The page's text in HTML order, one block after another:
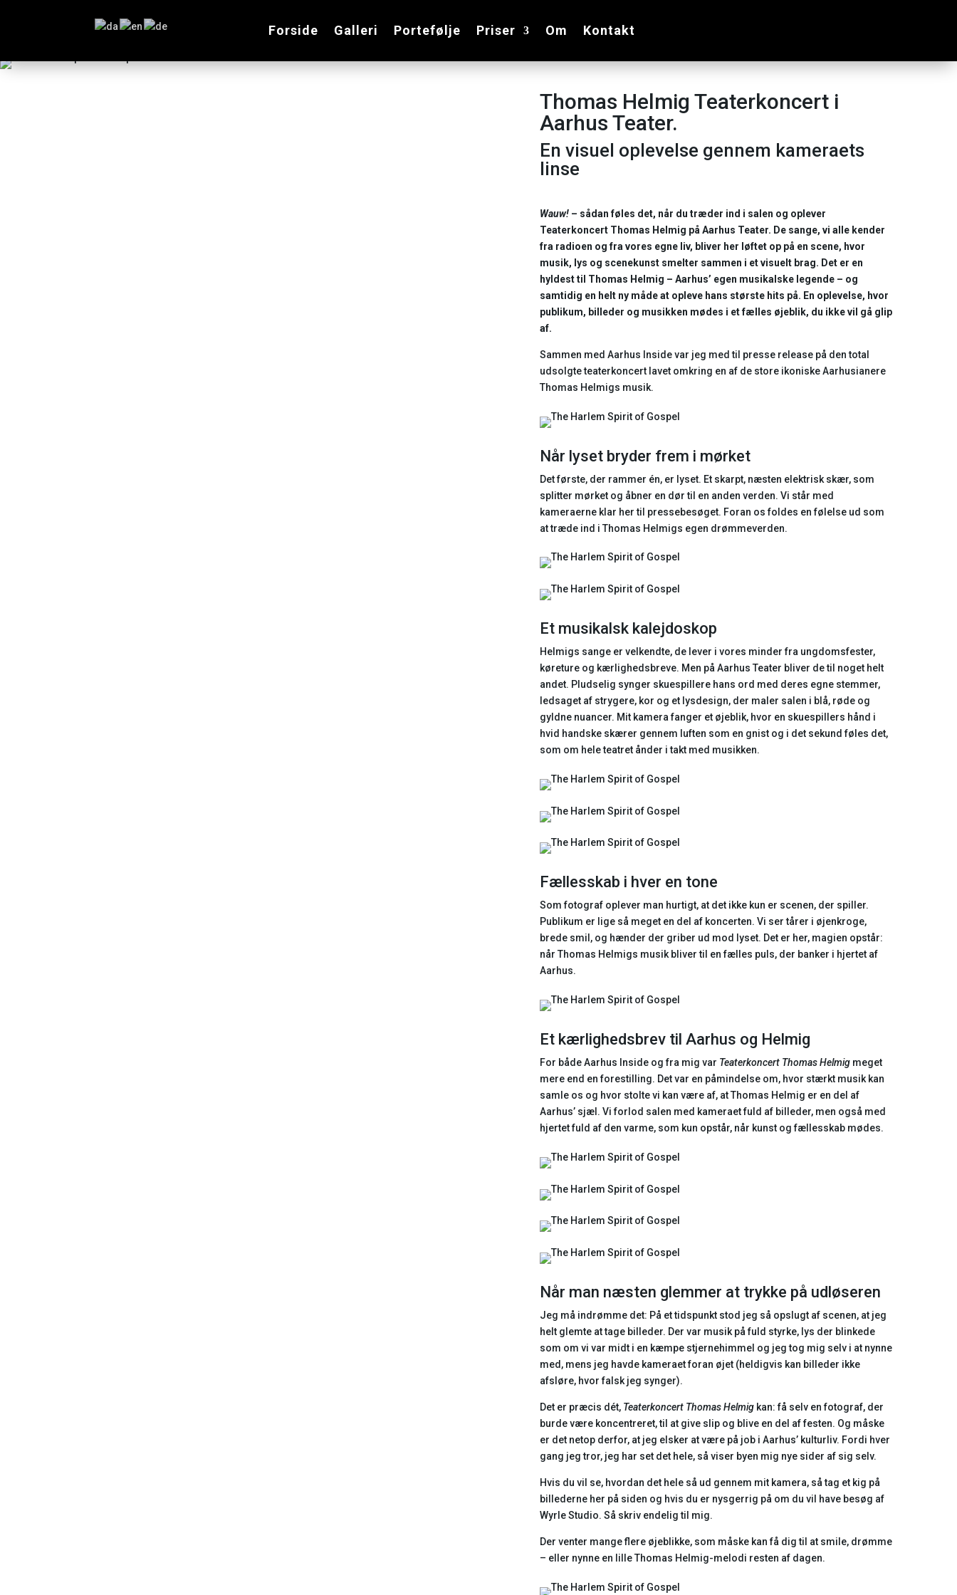
Forside Galleri Portefølje Priser Om Kontakt
Thomas Helmig Teaterkoncert i
Aarhus Teater.
En visuel oplevelse gennem kameraets
linse
Wauw!– sådan føles det, når du træder ind i salen og oplever
Teaterkoncert Thomas Helmig på Aarhus Teater. De sange, vi alle kender
fra radioen og fra vores egne liv, bliver her løftet op på en scene, hvor
musik, lys og scenekunst smelter sammen i et visuelt brag. Det er en
hyldest til Thomas Helmig – Aarhus’ egen musikalske legende – og
samtidig en helt ny måde at opleve hans største hits på. En oplevelse, hvor
publikum, billeder og musikken mødes i et fælles øjeblik, du ikke vil gå glip
af.
Sammen med Aarhus Inside var jeg med til presse release på den total
udsolgte teaterkoncert lavet omkring en af de store ikoniske Aarhusianere
Thomas Helmigs musik.
Når lyset bryder frem i mørket
Det første, der rammer én, er lyset. Et skarpt, næsten elektrisk skær, som
splitter mørket og åbner en dør til en anden verden. Vi står med
kameraerne klar her til pressebesøget. Foran os foldes en følelse ud som
at træde ind i Thomas Helmigs egen drømmeverden.
Et musikalsk kalejdoskop
Helmigs sange er velkendte, de lever i vores minder fra ungdomsfester,
køreture og kærlighedsbreve. Men på Aarhus Teater bliver de til noget helt
andet. Pludselig synger skuespillere hans ord med deres egne stemmer,
ledsaget af strygere, kor og et lysdesign, der maler salen i blå, røde og
gyldne nuancer. Mit kamera fanger et øjeblik, hvor en skuespillers hånd i
hvid handske skærer gennem luften som en gnist og i det sekund føles det,
som om hele teatret ånder i takt med musikken.
Fællesskab i hver en tone
Som fotograf oplever man hurtigt, at det ikke kun er scenen, der spiller.
Publikum er lige så meget en del af koncerten. Vi ser tårer i øjenkroge,
brede smil, og hænder der griber ud mod lyset. Det er her, magien opstår:
når Thomas Helmigs musik bliver til en fælles puls, der banker i hjertet af
Aarhus.
Et kærlighedsbrev til Aarhus og Helmig
For både Aarhus Inside og fra mig var Teaterkoncert Thomas Helmigmeget
mere end en forestilling. Det var en påmindelse om, hvor stærkt musik kan
samle os og hvor stolte vi kan være af, at Thomas Helmig er en del af
Aarhus’ sjæl. Vi forlod salen med kameraet fuld af billeder, men også med
hjertet fuld af den varme, som kun opstår, når kunst og fællesskab mødes.
Når man næsten glemmer at trykke på udløseren
Jeg må indrømme det: På et tidspunkt stod jeg så opslugt af scenen, at jeg
helt glemte at tage billeder. Der var musik på fuld styrke, lys der blinkede
som om vi var midt i en kæmpe stjernehimmel og jeg tog mig selv i at nynne
med, mens jeg havde kameraet foran øjet (heldigvis kan billeder ikke
afsløre, hvor falsk jeg synger).
Det er præcis dét, Teaterkoncert Thomas Helmigkan: få selv en fotograf, der
burde være koncentreret, til at give slip og blive en del af festen. Og måske
er det netop derfor, at jeg elsker at være på job i Aarhus’ kulturliv. Fordi hver
gang jeg tror, jeg har set det hele, så viser byen mig nye sider af sig selv.
Hvis du vil se, hvordan det hele så ud gennem mit kamera, så tag et kig på
billederne her på siden og hvis du er nysgerrig på om du vil have besøg af
Wyrle Studio. Så skriv endelig til mig.
Der venter mange flere øjeblikke, som måske kan få dig til at smile, drømme
– eller nynne en lille Thomas Helmig-melodi resten af dagen.